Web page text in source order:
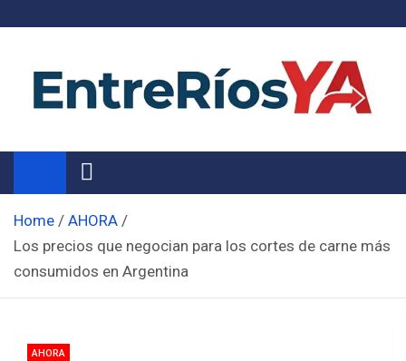
Noticias de Entre Ríos
Información de toda la provincia ahora
Home
AHORA
Los precios que negocian para los cortes de carne más
consumidos en Argentina
AHORA